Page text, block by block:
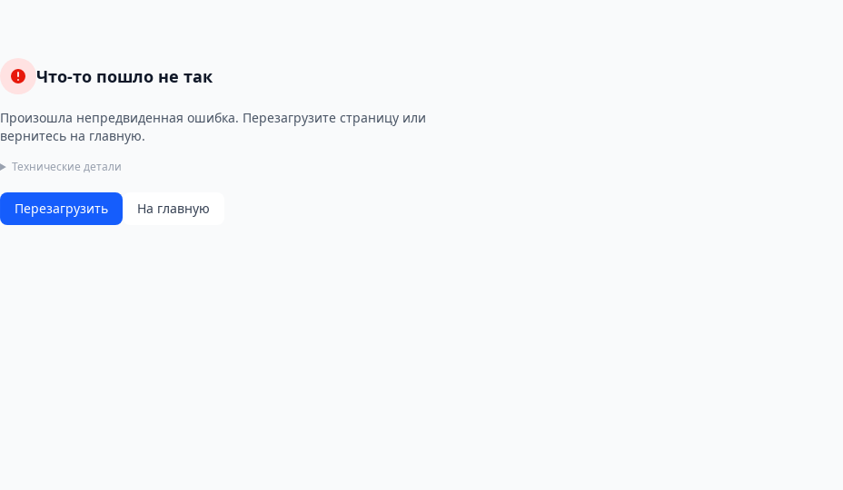
Что-то пошло не так
Произошла непредвиденная ошибка. Перезагрузите страницу или
вернитесь на главную.
Технические детали
Перезагрузить На главную